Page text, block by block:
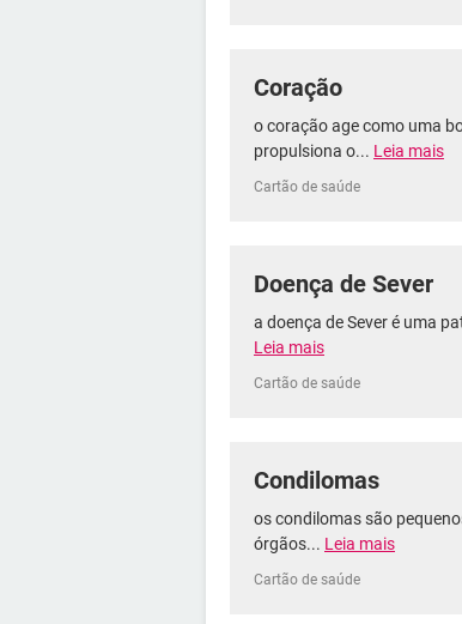
Coração
o coração age como uma
propulsiona o... Leia mais
Cartão de saúde
Doença de Sever
a doença de Sever é uma
Leia mais
Cartão de saúde
Condilomas
os condilomas são
órgãos... Leia mais
Cartão de saúde